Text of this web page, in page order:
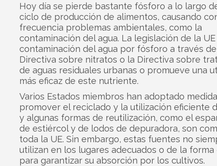
Hoy día se pierde bastante fósforo a lo largo
ciclo de producción de alimentos, causando
frecuencia problemas ambientales, como la
contaminación del agua. La legislación de la
contaminación del agua por fósforo a través
Directiva sobre nitratos o la Directiva sobre
de aguas residuales urbanas o promueve una
más eficaz de este nutriente.
Varios Estados miembros han adoptado
promover el reciclado y la utilización eficiente
y algunas formas de reutilización, como el
de estiércol y de lodos de depuradora, son
toda la UE. Sin embargo, estas fuentes no
utilizan en los lugares adecuados o de la
para garantizar su absorción por los cultivos.